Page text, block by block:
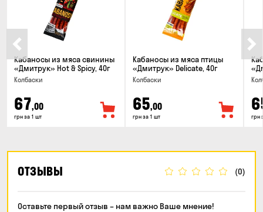
Кабаносы из мяса свинины
«Дмитрук» Hot & Spicy, 40г
Колбаски
67,00
грн за 1 шт
Кабаносы из мяса птицы
«Дмитрук» Delicate, 40г
Колбаски
65,00
грн за 1 шт грн
ОТЗЫВЫ (0)
Оставьте первый отзыв – нам важно Ваше мнение!